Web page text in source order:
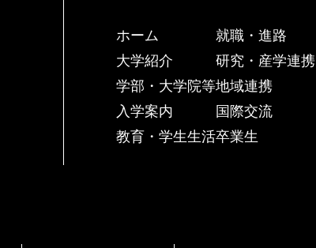
ホーム
大学紹介
学部・大学院等
入学案内
教育・学生生活
就職・進路
研究・産学連携
地域連携
国際交流
卒業生